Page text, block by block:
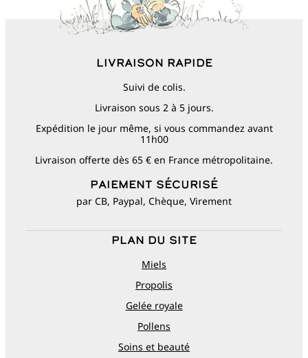
Livraison rapide
Suivi de colis.
Livraison sous 2 à 5 jours.
Expédition le jour même, si vous commandez avant
11h00
Livraison offerte dès 65 € en France métropolitaine.
Paiement sécurisé
par CB, Paypal, Chèque, Virement
Plan du site
Miels
Propolis
Gelée royale
Pollens
Soins et beauté